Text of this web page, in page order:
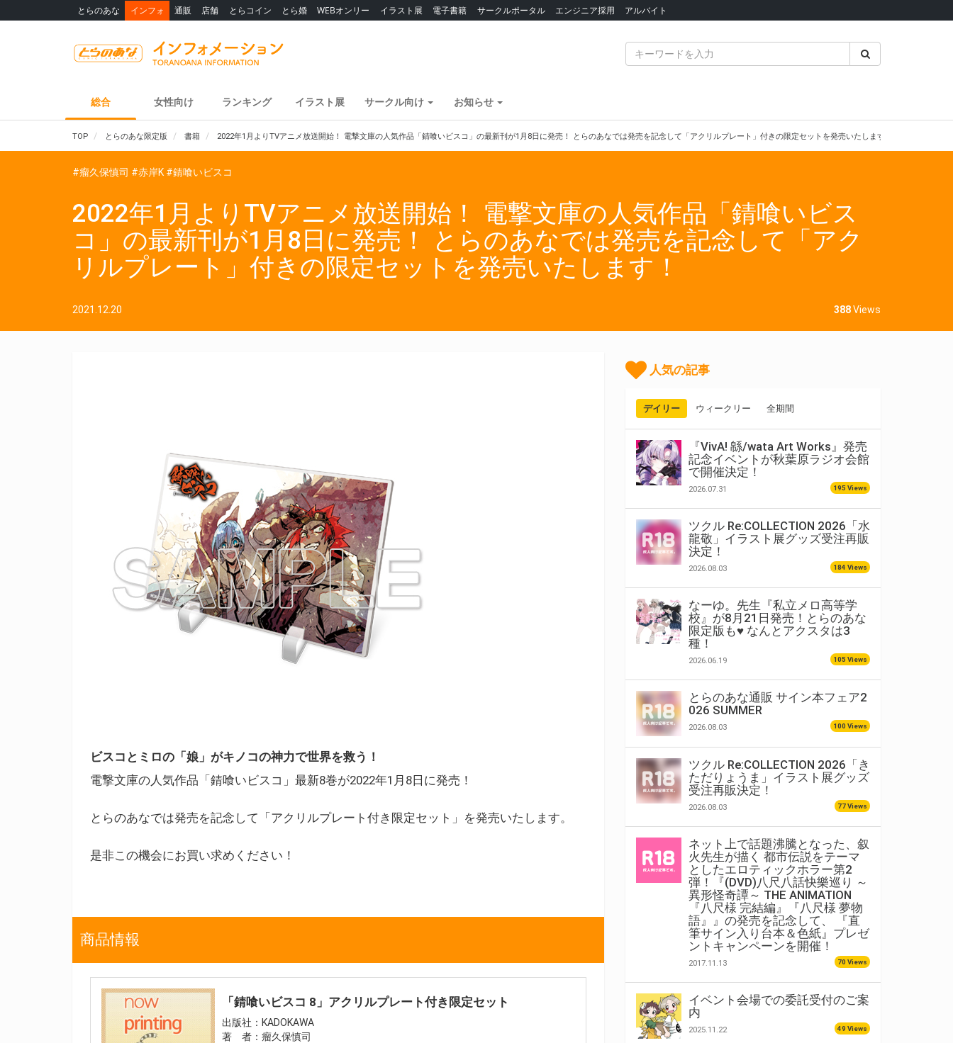
とらのあな インフォ 通販 店舗 とらコイン とら婚 WEBオンリー イラスト展 電子書籍 サークルポータル エンジニア採用 アルバイト
総合 女性向け ランキング イラスト展 サークル向け お知らせ
TOP とらのあな限定版 書籍 2022年1月よりTVアニメ放送開始！ 電撃文庫の人気作品「錆喰いビスコ」の最新刊が1月8日に発売！ とらのあなでは発売を記念して「アクリルプレート」付きの限定セットを発売いたします！
#瘤久保慎司 #赤岸K #錆喰いビスコ
2022年1月よりTVアニメ放送開始！ 電撃文庫の人気作品「錆喰いビス
コ」の最新刊が1月8日に発売！ とらのあなでは発売を記念して「アク
リルプレート」付きの限定セットを発売いたします！
2021.12.20 388Views
ビスコとミロの「娘」がキノコの神力で世界を救う！
電撃文庫の人気作品「錆喰いビスコ」最新8巻が2022年1月8日に発売！
とらのあなでは発売を記念して「アクリルプレート付き限定セット」を発売いたします。
是非この機会にお買い求めください！
商品情報
「錆喰いビスコ 8」アクリルプレート付き限定セット
出版社：KADOKAWA
著 者：瘤久保慎司
人気の記事
デイリー ウィークリー 全期間
『VivA! 緜/wata Art Works』発売
記念イベントが秋葉原ラジオ会館
で開催決定！
2026.07.31 195 Views
ツクル Re:COLLECTION 2026「水
龍敬」イラスト展グッズ受注再販
決定！
2026.08.03 184 Views
なーゆ。先生『私立メロ高等学
校』が8月21日発売！とらのあな
限定版も♥ なんとアクスタは3
種！
2026.06.19 105 Views
とらのあな通販 サイン本フェア2
026 SUMMER
2026.08.03 100 Views
ツクル Re:COLLECTION 2026「き
ただりょうま」イラスト展グッズ
受注再販決定！
2026.08.03 77 Views
ネット上で話題沸騰となった、叙
火先生が描く 都市伝説をテーマ
としたエロティックホラー第2
弾！『(DVD)八尺八話快樂巡り ～
異形怪奇譚～ THE ANIMATION
『八尺様 完結編』『八尺様 夢物
語』』の発売を記念して、 『直
筆サイン入り台本＆色紙』プレゼ
ントキャンペーンを開催！
2017.11.13 70 Views
イベント会場での委託受付のご案
内
2025.11.22 49 Views